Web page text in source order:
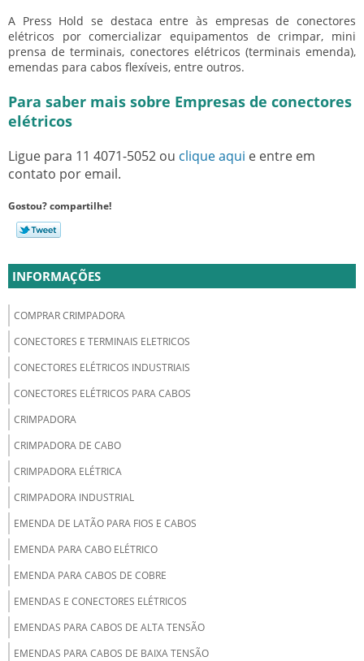
A Press Hold se destaca entre às empresas de conectores
elétricos por comercializar equipamentos de crimpar, mini
prensa de terminais, conectores elétricos (terminais emenda),
emendas para cabos flexíveis, entre outros.
Para saber mais sobre Empresas de conectores
elétricos
Ligue para 11 4071-5052 ou clique aqui e entre em
contato por email.
Gostou? compartilhe!
INFORMAÇÕES
COMPRAR CRIMPADORA
CONECTORES E TERMINAIS ELETRICOS
CONECTORES ELÉTRICOS INDUSTRIAIS
CONECTORES ELÉTRICOS PARA CABOS
CRIMPADORA
CRIMPADORA DE CABO
CRIMPADORA ELÉTRICA
CRIMPADORA INDUSTRIAL
EMENDA DE LATÃO PARA FIOS E CABOS
EMENDA PARA CABO ELÉTRICO
EMENDA PARA CABOS DE COBRE
EMENDAS E CONECTORES ELÉTRICOS
EMENDAS PARA CABOS DE ALTA TENSÃO
EMENDAS PARA CABOS DE BAIXA TENSÃO